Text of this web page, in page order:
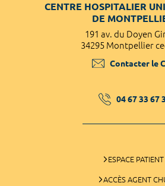
CENTRE HOSPITALIER
DE
191 av. du Doyen
34295 Montpellier
Contacter le
04 67 33 67
ESPACE PATIENT
ACCÈS AGENT